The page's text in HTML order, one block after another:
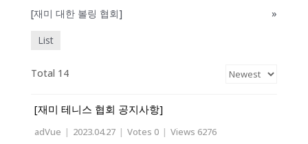
[재미 대한 볼링 협회]
»
List
Total 14
[재미 테니스 협회 공지사항]
adVue | 2023.04.27 | Votes 0 | Views 6276